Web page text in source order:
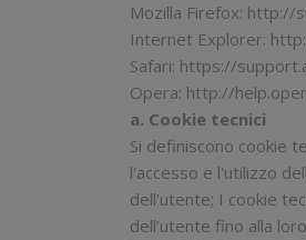
Mozilla Firefox: http://
Internet Explorer:
Safari: https://
Opera: http://
a. Cookie tecnici
Si definiscono cookie
l'accesso e l'utilizzo
dell'utente; I cookie
dell’utente fino alla